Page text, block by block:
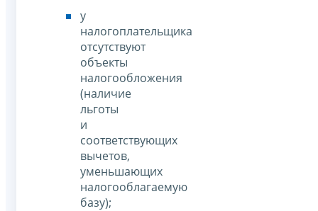
у
налогоплательщика
отсутствуют
объекты
налогообложения
(наличие
льготы
и
соответствующих
вычетов,
уменьшающих
налогооблагаемую
базу);